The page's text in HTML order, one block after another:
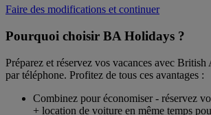
Faire des modifications et continuer
Pourquoi choisir BA Holidays ?
Préparez et réservez vos vacances avec
par téléphone. Profitez de tous ces avantages :
Combinez pour économiser - réservez
+ location de voiture en même temps